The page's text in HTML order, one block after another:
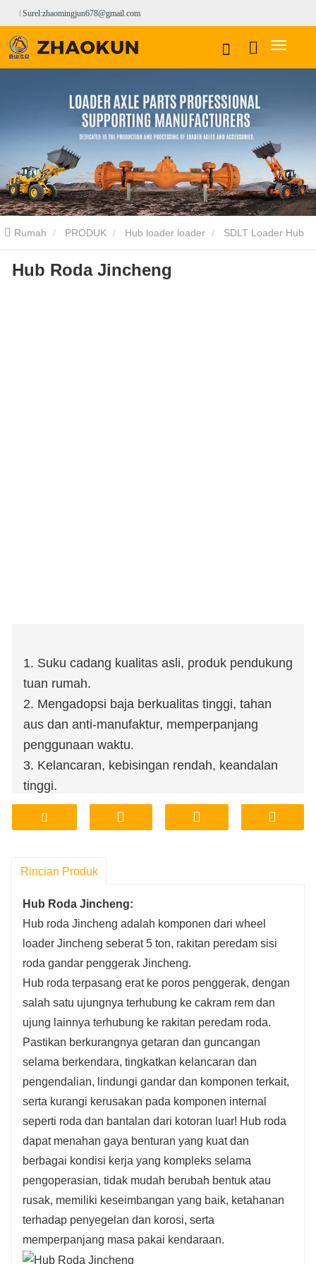
Surel:zhaomingjun678@gmail.com
Rumah PRODUK Hub loader loader SDLT Loader Hub
HUB RODA JINCHENG
Hub Roda Jincheng
1. Suku cadang kualitas asli, produk pendukung
tuan rumah.
2. Mengadopsi baja berkualitas tinggi, tahan
aus dan anti-manufaktur, memperpanjang
penggunaan waktu.
3. Kelancaran, kebisingan rendah, keandalan
tinggi.
4. Toko pabrik, mendukung kustomisasi
pemrosesan.
6. Penyimpanan pabrik, pengiriman,
Rincian Produk
Hub Roda Jincheng:
Hub roda Jincheng adalah komponen dari wheel
loader Jincheng seberat 5 ton, rakitan peredam sisi
roda gandar penggerak Jincheng.
Hub roda terpasang erat ke poros penggerak, dengan
salah satu ujungnya terhubung ke cakram rem dan
ujung lainnya terhubung ke rakitan peredam roda.
Pastikan berkurangnya getaran dan guncangan
selama berkendara, tingkatkan kelancaran dan
pengendalian, lindungi gandar dan komponen terkait,
serta kurangi kerusakan pada komponen internal
seperti roda dan bantalan dari kotoran luar! Hub roda
dapat menahan gaya benturan yang kuat dan
berbagai kondisi kerja yang kompleks selama
pengoperasian, tidak mudah berubah bentuk atau
rusak, memiliki keseimbangan yang baik, ketahanan
terhadap penyegelan dan korosi, serta
memperpanjang masa pakai kendaraan.